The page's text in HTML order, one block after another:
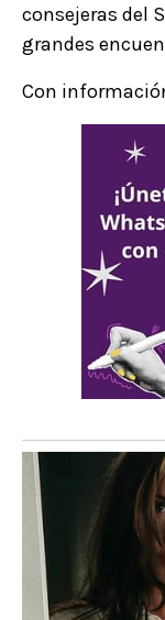
consejeras del
grandes
Con